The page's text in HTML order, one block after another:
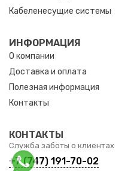
Кабеленесущие системы
ИНФОРМАЦИЯ
О компании
Доставка и оплата
Полезная информация
Контакты
КОНТАКТЫ
Служба заботы о клиентах
+7 (747) 191-70-02